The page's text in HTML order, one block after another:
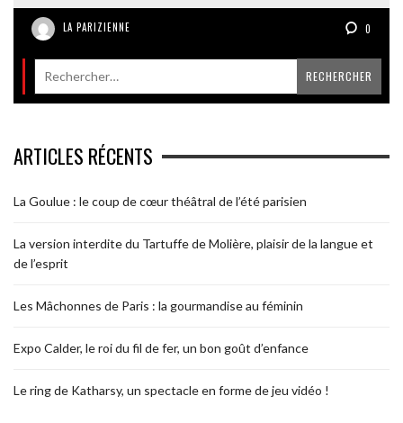
LA PARIZIENNE 0
ARTICLES RÉCENTS
La Goulue : le coup de cœur théâtral de l’été parisien
La version interdite du Tartuffe de Molière, plaisir de la langue et
de l’esprit
Les Mâchonnes de Paris : la gourmandise au féminin
Expo Calder, le roi du fil de fer, un bon goût d’enfance
Le ring de Katharsy, un spectacle en forme de jeu vidéo !